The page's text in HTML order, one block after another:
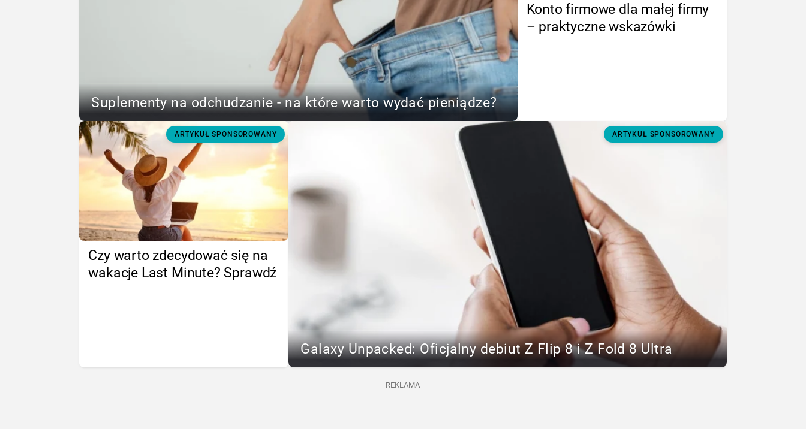
Suplementy na odchudzanie - na które warto wydać pieniądze?
Konto firmowe dla małej firmy
– praktyczne wskazówki
ARTYKUŁ SPONSOROWANY
Czy warto zdecydować się na
wakacje Last Minute? Sprawdź
ARTYKUŁ SPONSOROWANY
Galaxy Unpacked: Oficjalny debiut Z Flip 8 i Z Fold 8 Ultra
REKLAMA